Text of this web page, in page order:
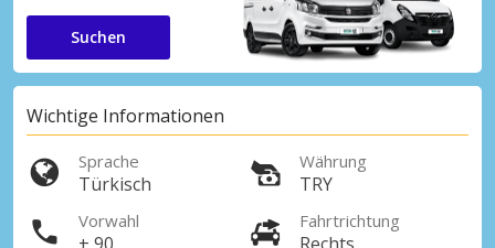
Suchen
Wichtige Informationen
Sprache
Türkisch
Währung
TRY
Vorwahl Fahrtrichtung